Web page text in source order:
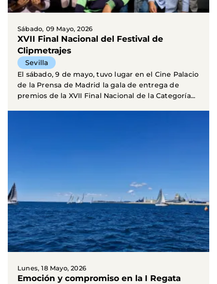
Sábado, 09 Mayo, 2026
XVII Final Nacional del Festival de
Clipmetrajes
Sevilla
El sábado, 9 de mayo, tuvo lugar en el Cine Palacio
de la Prensa de Madrid la gala de entrega de
premios de la XVII Final Nacional de la Categoría...
Lunes, 18 Mayo, 2026
Emoción y compromiso en la I Regata